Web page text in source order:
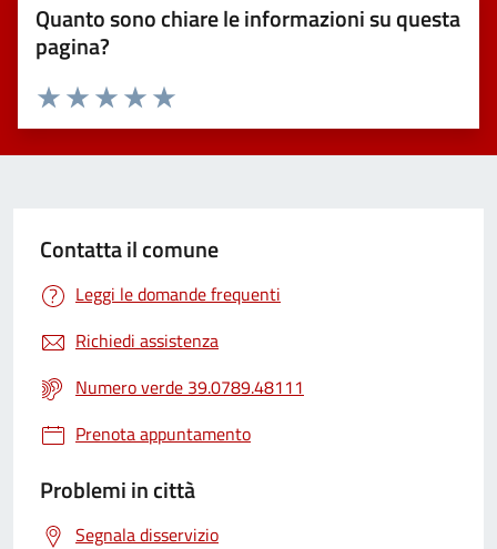
Quanto sono chiare le informazioni su questa
pagina?
Valuta 5 stelle su 5
Valuta 4 stelle su 5
Valuta 3 stelle su 5
Valuta 2 stelle su 5
Valuta 1 stelle su 5
Contatta il comune
Leggi le domande frequenti
Richiedi assistenza
Numero verde 39.0789.48111
Prenota appuntamento
Problemi in città
Segnala disservizio